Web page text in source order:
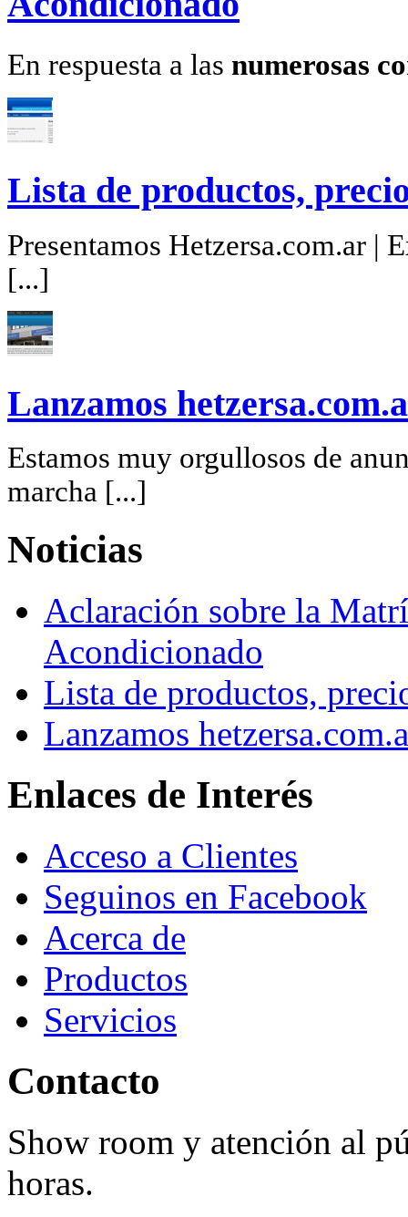
En respuesta a las numerosas
Lista de productos,
Presentamos Hetzersa.com.ar |
[...]
Lanzamos
Estamos muy orgullosos de
marcha [...]
Noticias
Aclaración sobre la
Acondicionado
Lista de productos,
Lanzamos
Enlaces de Interés
Acceso a Clientes
Seguinos en Facebook
Acerca de
Productos
Servicios
Contacto
Show room y atención al
horas.